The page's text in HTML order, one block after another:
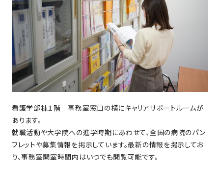
看護学部棟１階 事務室窓口の横にキャリアサポートルームが
あります。
就職活動や大学院への進学時期にあわせて、全国の病院のパン
フレットや募集情報を掲示しています。最新の情報を掲示してお
り、事務室開室時間内はいつでも閲覧可能です。